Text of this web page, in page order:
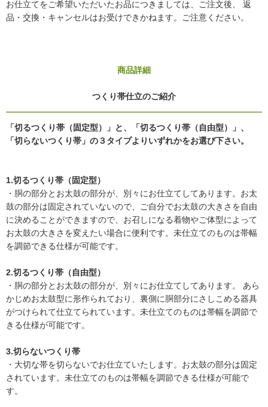
お仕立てをご希望いただいたお品につきましては、ご注文後、 返
品・交換・キャンセルはお受けできかねます。ご注意ください。
商品詳細
つくり帯仕立のご紹介
「切るつくり帯（固定型）」と、「切るつくり帯（自由型）」、
「切らないつくり帯」の３タイプよりいずれかをお選び下さい。
1.切るつくり帯（固定型）
・胴の部分とお太鼓の部分が、別々にお仕立てしてあります。お太
鼓の部分は固定されていないので、ご自分でお太鼓の大きさを自由
に決めることができますので、お召しになる着物やご体型によって
お太鼓の大きさを変えたい場合に便利です。未仕立てのものは帯幅
を調節できる仕様が可能です。
2.切るつくり帯（自由型）
・胴の部分とお太鼓の部分が、別々にお仕立てしてあります。 あら
かじめお太鼓型に形作られており、裏側に胴部分にさしこめる器具
がつけられて仕立てられています。未仕立てのものは帯幅を調節で
きる仕様が可能です。
3.切らないつくり帯
・大切な帯を切らないでお仕立ていたします。お太鼓の部分は固定
されています。未仕立てのものは帯幅を調節できる仕様が可能で
す。